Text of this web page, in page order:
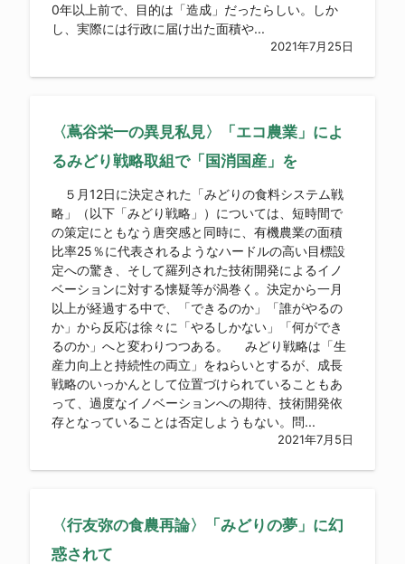
0年以上前で、目的は「造成」だったらしい。しか
し、実際には行政に届け出た面積や...
2021年7月25日
〈蔦谷栄一の異見私見〉「エコ農業」によ
るみどり戦略取組で「国消国産」を
５月12日に決定された「みどりの食料システム戦
略」（以下「みどり戦略」）については、短時間で
の策定にともなう唐突感と同時に、有機農業の面積
比率25％に代表されるようなハードルの高い目標設
定への驚き、そして羅列された技術開発によるイノ
ベーションに対する懐疑等が渦巻く。決定から一月
以上が経過する中で、「できるのか」「誰がやるの
か」から反応は徐々に「やるしかない」「何ができ
るのか」へと変わりつつある。 みどり戦略は「生
産力向上と持続性の両立」をねらいとするが、成長
戦略のいっかんとして位置づけられていることもあ
って、過度なイノベーションへの期待、技術開発依
存となっていることは否定しようもない。問...
2021年7月5日
〈行友弥の食農再論〉「みどりの夢」に幻
惑されて